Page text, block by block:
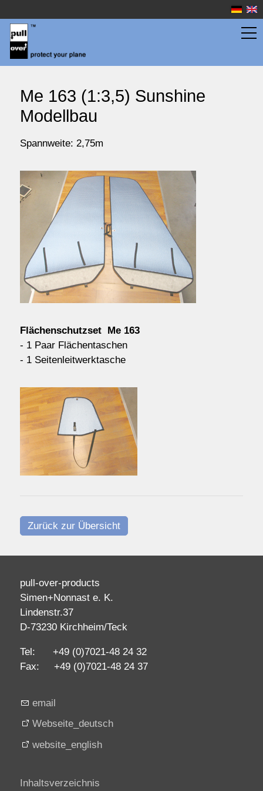
Flächentaschen
Rumpftaschen
Wassersport
Preise
Service
Kontakt/Order
Anfahrt
über uns
Me 163 (1:3,5) Sunshine
Modellbau
Spannweite: 2,75m
Flächenschutzset Me 163
- 1 Paar Flächentaschen
- 1 Seitenleitwerktasche
Zurück zur Übersicht
pull-over-products
Simen+Nonnast e. K.
Lindenstr.37
D-73230 Kirchheim/Teck
Tel: +49 (0)7021-48 24 32
Fax: +49 (0)7021-48 24 37
email
Webseite_deutsch
website_english
Inhaltsverzeichnis